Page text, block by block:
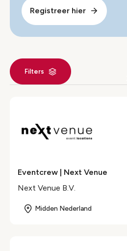
Registreer hier
Filters
Eventcrew | Next Venue
Next Venue B.V.
Midden Nederland